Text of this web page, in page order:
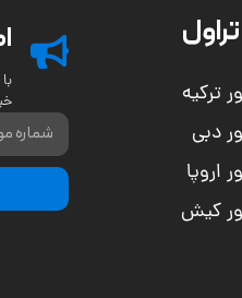
ترکیه
دبی
اروپا
کیش